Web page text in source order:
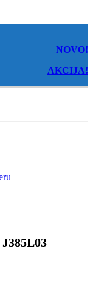
NOVO!
AKCIJA!